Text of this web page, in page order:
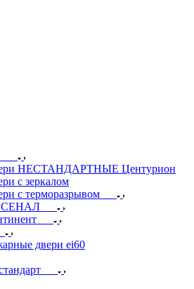
НЕСТАНДАРТНЫЕ Центурион
с зеркалом
с терморазрывом
двери ei60